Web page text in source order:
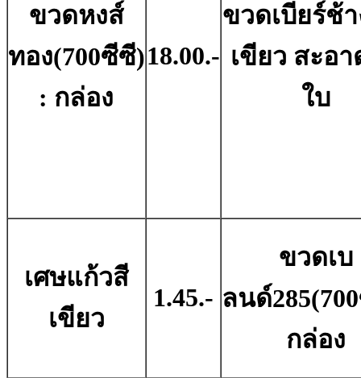
ขวดหงส์
ทอง(700ซีซี)
: กล่อง
18.00.-
ขวดเบียร์ช้
เขียว สะอ
ใบ
เศษแก้วสี
เขียว
1.45.-
ขวดเบ
ลนด์
กล่อง